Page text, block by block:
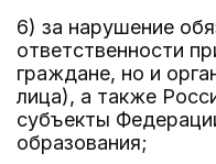
6) за нарушение
ответственности
граждане, но и
лица), а также
субъекты
образования;